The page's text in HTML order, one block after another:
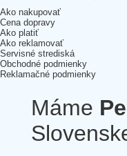
Ako nakupovať
Cena dopravy
Ako platiť
Ako reklamovať
Servisné strediská
Obchodné podmienky
Reklamačné podmienky
Máme